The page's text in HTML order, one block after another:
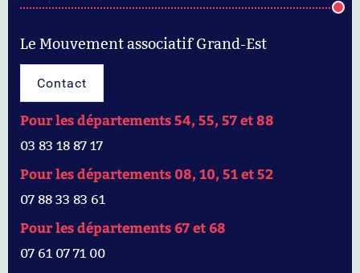
Le Mouvement associatif Grand-Est
Contact
Pour les départements 54, 55, 57 et 88
03 83 18 87 17
Pour les départements 08, 10, 51 et 52
07 88 33 83 61
Pour les départements 67 et 68
07 61 07 71 00